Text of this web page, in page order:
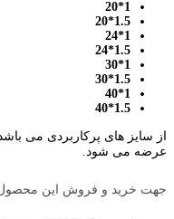
1*20
1.5*20
1*24
1.5*24
1*30
1.5*30
1*40
1.5*40
از سایز های پرکاربردی می
عرضه می شود.
جهت خرید و فروش این محصول